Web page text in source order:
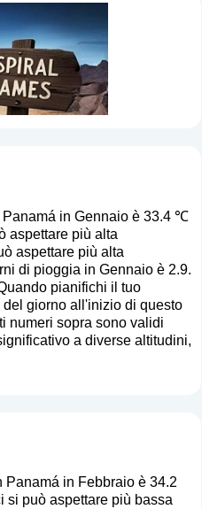
Panamá in Gennaio è 33.4 ℃
aspettare più alta
aspettare più alta
di pioggia in Gennaio è 2.9.
pianifichi il tuo
giorno all'inizio di questo
numeri sopra sono validi
a diverse altitudini,
Panamá in Febbraio è 34.2
può aspettare più bassa